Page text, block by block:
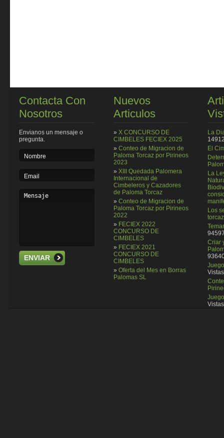
Contacta Con
Nosotros
Envianos un mensaje o
pregunta.
ENVIAR
Nuevos
Articulos
» X CONCURSO DE
CIMBELES FECIEX 2025
» Conteo de Migracion de
Paloma Torcaz por Pirineos
2023
» XIII Quedada Palomera
Internacional de
Cimbeleros y Cazadores
de Paloma Torcaz
» Conteo de Migracion de
Paloma Torcaz por Pirineos
2022
» FECIEX 2022
CONCURSO DE
CIMBELES
» FECIEX 2021
CONCURSO DE
CIMBELES
» Oferta del Mes en Borras
Palomas SL
La
El
La
Los
torcaz
Criar
Vistas
Vistas